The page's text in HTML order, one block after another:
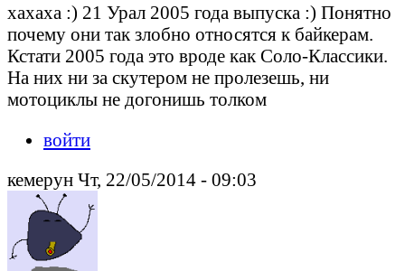
хахаха :) 21 Урал 2005 года выпуска :) Понятно
почему они так злобно относятся к байкерам.
Кстати 2005 года это вроде как Соло-Классики.
На них ни за скутером не пролезешь, ни
мотоциклы не догонишь толком
войти
кемерун Чт, 22/05/2014 - 09:03